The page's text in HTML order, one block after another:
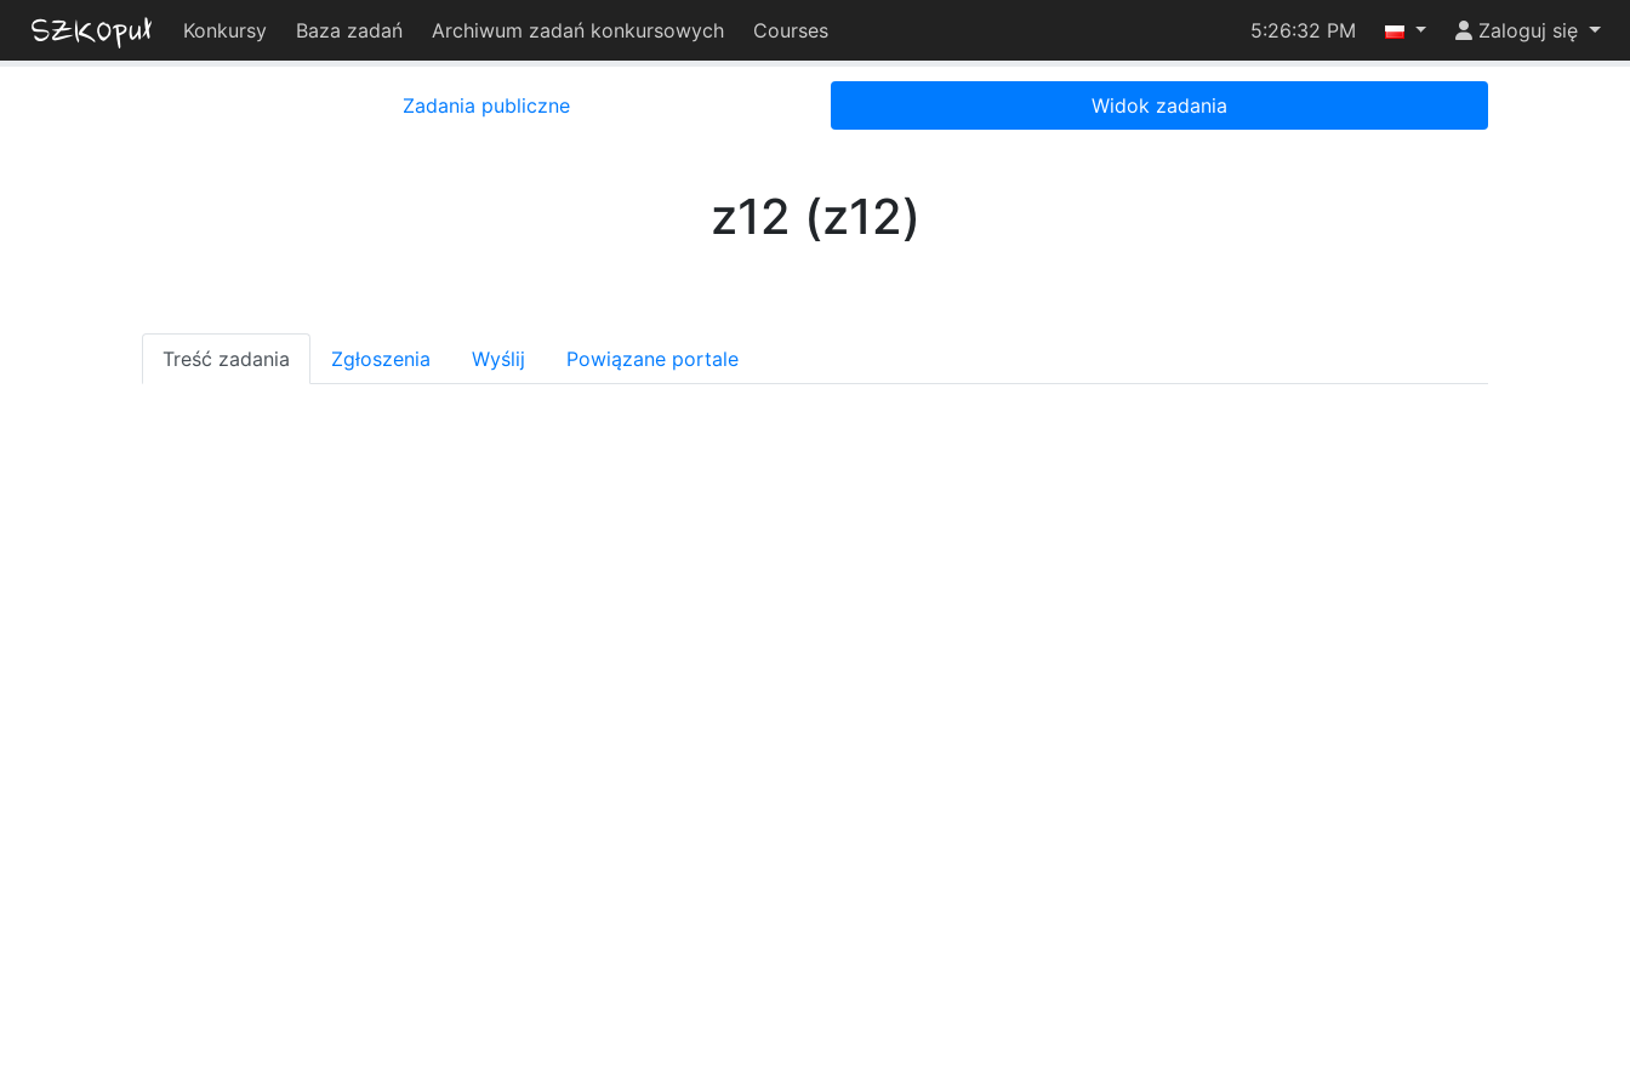
Konkursy Baza zadań Archiwum zadań konkursowych Courses 5:26:32 PM Zaloguj się
Zadania publiczne Widok zadania
z12 (z12)
Treść zadania Zgłoszenia Wyślij Powiązane portale